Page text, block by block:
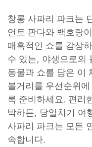
창롱 사파리 파크는
언트 판다와 백호랑
매혹적인 쇼를 감상
수 있는, 야생으로의
동물과 쇼를 담은 이
볼거리를 우선순위
록 준비하세요. 편리
박하든, 당일치기 여
사파리 파크는 모든
속합니다.